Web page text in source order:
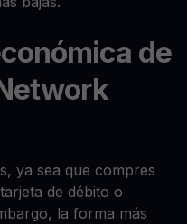
de
ya sea que compres
de débito o
la forma más